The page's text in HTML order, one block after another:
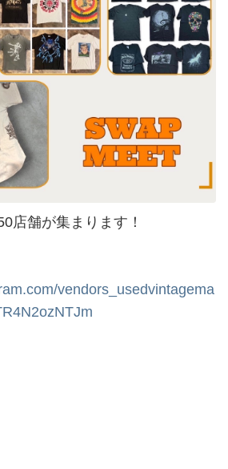
店舗が集まります！
vendors_usedvintagema